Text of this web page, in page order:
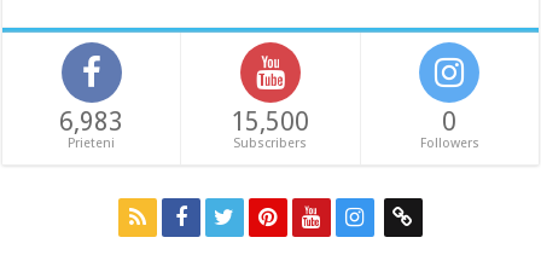
6,983
Prieteni
15,500
Subscribers
0
Followers